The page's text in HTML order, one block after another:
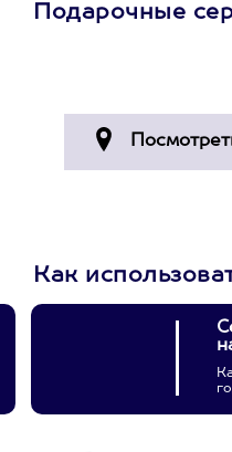
Подарочные
Как